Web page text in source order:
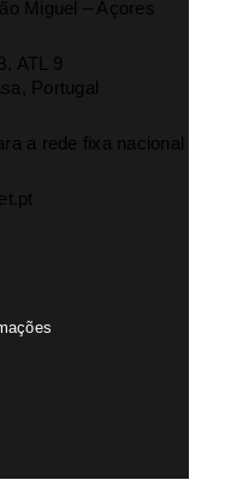
Miguel – Açores
ATL 9
Portugal
a rede fixa nacional